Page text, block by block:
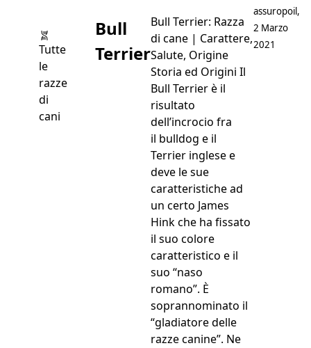
Tutte
le
razze
di
cani
Bull
Terrier
Bull Terrier: Razza
di cane | Carattere,
Salute, Origine
Storia ed Origini Il
Bull Terrier è il
risultato
dell’incrocio fra
il bulldog e il
Terrier inglese e
deve le sue
caratteristiche ad
un certo James
Hink che ha fissato
il suo colore
caratteristico e il
suo “naso
romano”. È
soprannominato il
“gladiatore delle
razze canine”. Ne
Postato da
assuropoil,
2 Marzo
2021